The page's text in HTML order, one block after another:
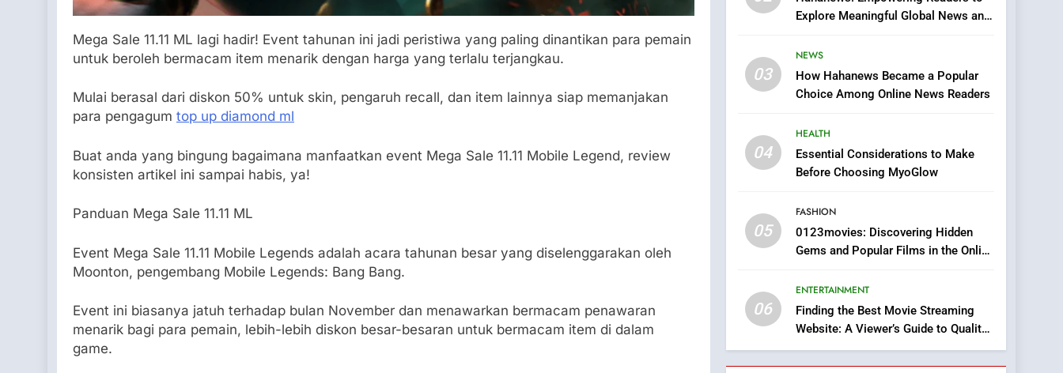
Mega Sale 11.11 ML lagi hadir! Event tahunan ini jadi peristiwa yang paling dinantikan para pemain
untuk beroleh bermacam item menarik dengan harga yang terlalu terjangkau.
Mulai berasal dari diskon 50% untuk skin, pengaruh recall, dan item lainnya siap memanjakan
para pengagum top up diamond ml
Buat anda yang bingung bagaimana manfaatkan event Mega Sale 11.11 Mobile Legend, review
konsisten artikel ini sampai habis, ya!
Panduan Mega Sale 11.11 ML
Event Mega Sale 11.11 Mobile Legends adalah acara tahunan besar yang diselenggarakan oleh
Moonton, pengembang Mobile Legends: Bang Bang.
Event ini biasanya jatuh terhadap bulan November dan menawarkan bermacam penawaran
menarik bagi para pemain, lebih-lebih diskon besar-besaran untuk bermacam item di dalam
game.
Explore Meaningful Global News and
03
NEWS
How Hahanews Became a Popular
Choice Among Online News Readers
04
HEALTH
Essential Considerations to Make
Before Choosing MyoGlow
05
FASHION
0123movies: Discovering Hidden
Gems and Popular Films in the Online
06
ENTERTAINMENT
Finding the Best Movie Streaming
Website: A Viewer’s Guide to Quality
Streaming Platforms
Hidden Gems and
6
Finding the Best Movie
Streaming Platforms
7
The Changing World of
Fit In?
Discover a Bold
Geometric Style for Your
Smartphone
BUSINESS
1
DPP Consulting